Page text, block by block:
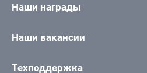
Наши награды
Наши вакансии
Техподдержка